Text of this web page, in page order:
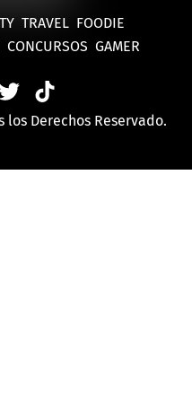
TRAVEL FOODIE
CONCURSOS GAMER
los Derechos Reservado.